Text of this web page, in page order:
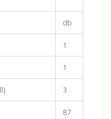
db
1
1
3
87